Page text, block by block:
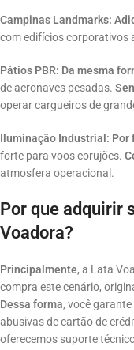
Campinas Landmarks:
com edifícios corporativos
Pátios PBR: Da mesma
de aeronaves pesadas.
operar cargueiros de
Iluminação Industrial: Por
forte para voos corujões.
atmosfera operacional.
Por que adquirir
Voadora?
Principalmente, a Lata
compra este cenário,
Dessa forma, você
abusivas de cartão de
oferecemos suporte